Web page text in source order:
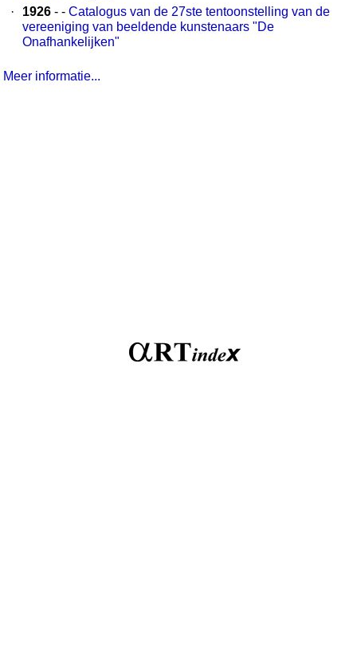
·
1926 - - Catalogus van de 27ste tentoonstelling van de
vereeniging van beeldende kunstenaars "De
Onafhankelijken"
Meer informatie...